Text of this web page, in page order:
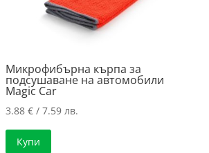
Микрофибърна кърпа за
подсушаване на автомобили
Magic Car
3.88 €/ 7.59 лв.
Купи